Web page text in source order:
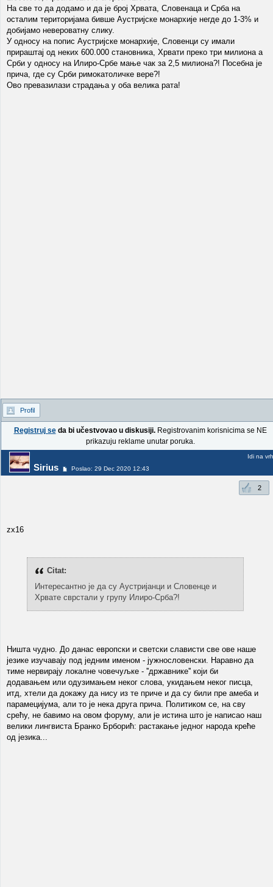
На све то да додамо и да је број Хрвата, Словенаца и Срба на
осталим територијама бивше Аустријске монархије негде до 1-3% и
добијамо невероватну слику.
У односу на попис Аустријске монархије, Словенци су имали
прираштај од неких 600.000 становника, Хрвати преко три милиона а
Срби у односу на Илиро-Србе мање чак за 2,5 милиона?! Посебна је
прича, где су Срби римокатоличке вере?!
Ово превазилази страдања у оба велика рата!
Profil
Registruj seda bi učestvovao u diskusiji.Registrovanim korisnicima se NE
prikazuju reklame unutar poruka.
Sirius Poslao: 29 Dec 2020 12:43
Idi na vrh
2
zx16
Citat:
Интересантно је да су Аустријанци и Словенце и
Хрвате сврстали у групу Илиро-Срба?!
Ништа чудно. До данас европски и светски слависти све ове наше
језике изучавају под једним именом - јужнословенски. Наравно да
тиме нервирају локалне човечуљке - ''државнике'' који би
додавањем или одузимањем неког слова, укидањем неког писца,
итд, хтели да докажу да нису из те приче и да су били пре амеба и
парамецијума, али то је нека друга прича. Политиком се, на сву
срећу, не бавимо на овом форуму, али је истина што је написао наш
велики лингвиста Бранко Брборић: растакање једног народа креће
од језика...